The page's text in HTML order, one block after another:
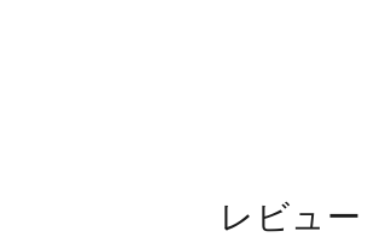
レビュー